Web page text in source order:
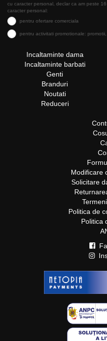
cu caracter personal, declar ca am peste
caracter personal:
pentru ofertare comerciala
pentru activitati promotionale:
Incaltaminte dama
Incaltaminte barbati
Genti
Branduri
Noutati
Reduceri
Modificare
Solicitare
Politica de
Politica